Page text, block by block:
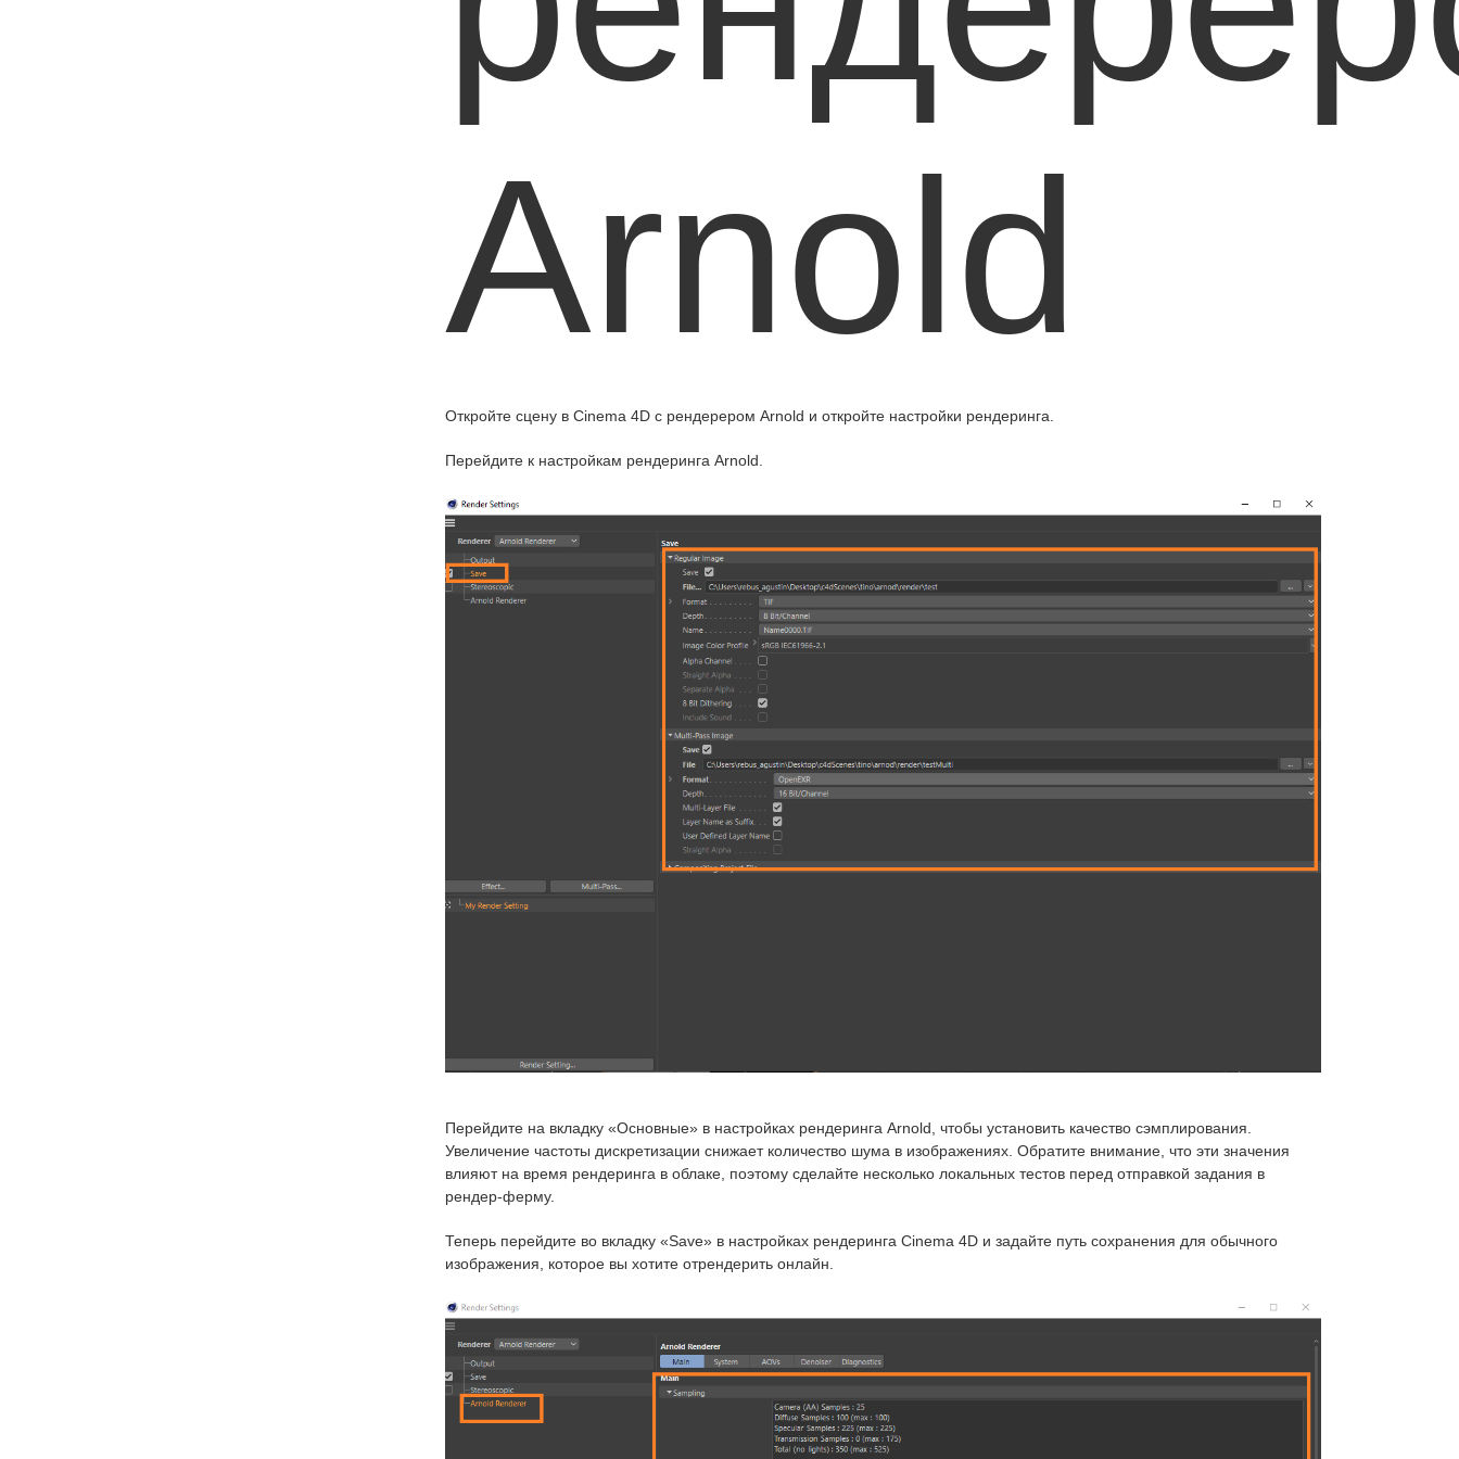
Arnold
Откройте сцену в Cinema 4D с рендерером Arnold и откройте настройки рендеринга.
Перейдите к настройкам рендеринга Arnold.
Перейдите на вкладку «Основные» в настройках рендеринга Arnold, чтобы установить качество сэмплирования.
Увеличение частоты дискретизации снижает количество шума в изображениях. Обратите внимание, что эти значения
влияют на время рендеринга в облаке, поэтому сделайте несколько локальных тестов перед отправкой задания в
рендер-ферму.
Теперь перейдите во вкладку «Save» в настройках рендеринга Cinema 4D и задайте путь сохранения для обычного
изображения, которое вы хотите отрендерить онлайн.